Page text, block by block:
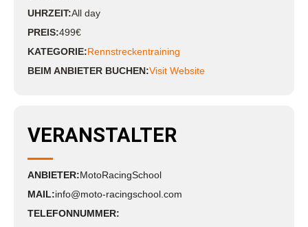
UHRZEIT:All day
PREIS:499€
KATEGORIE:Rennstreckentraining
BEIM ANBIETER BUCHEN:Visit Website
VERANSTALTER
ANBIETER:MotoRacingSchool
MAIL:info@moto-racingschool.com
TELEFONNUMMER: